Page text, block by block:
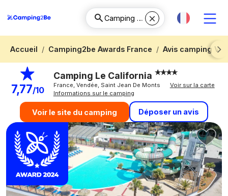
Accueil Camping2be Awards France
Avis camping
Next
7,77/10
Camping Le California
France, Vendée, Saint Jean De Monts
Voir sur la carte
Informations sur le camping
Voir le site du camping Déposer un avis